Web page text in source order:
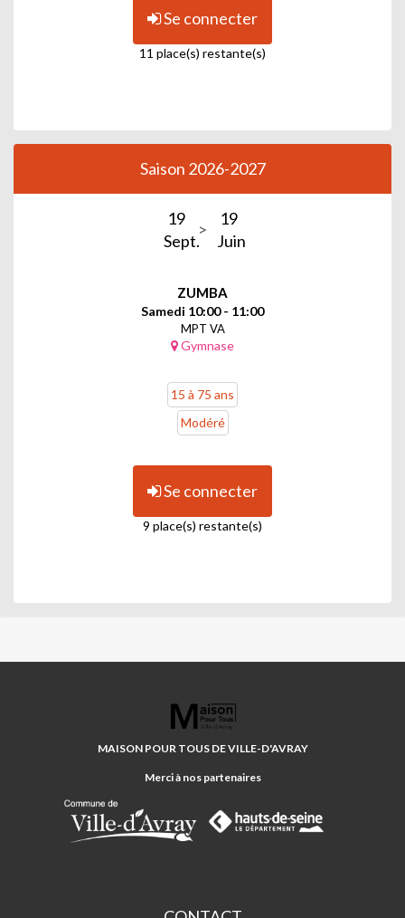
Se connecter
11 place(s) restante(s)
Saison 2026-2027
19
Sept.
19
Juin
ZUMBA
Samedi 10:00 - 11:00
MPT VA
Gymnase
15 à 75 ans
Modéré
Se connecter
9 place(s) restante(s)
MAISON
POUR
TOUS
VILLE-
MAISON POUR TOUS DE VILLE-D'AVRAY
Merci à nos partenaires